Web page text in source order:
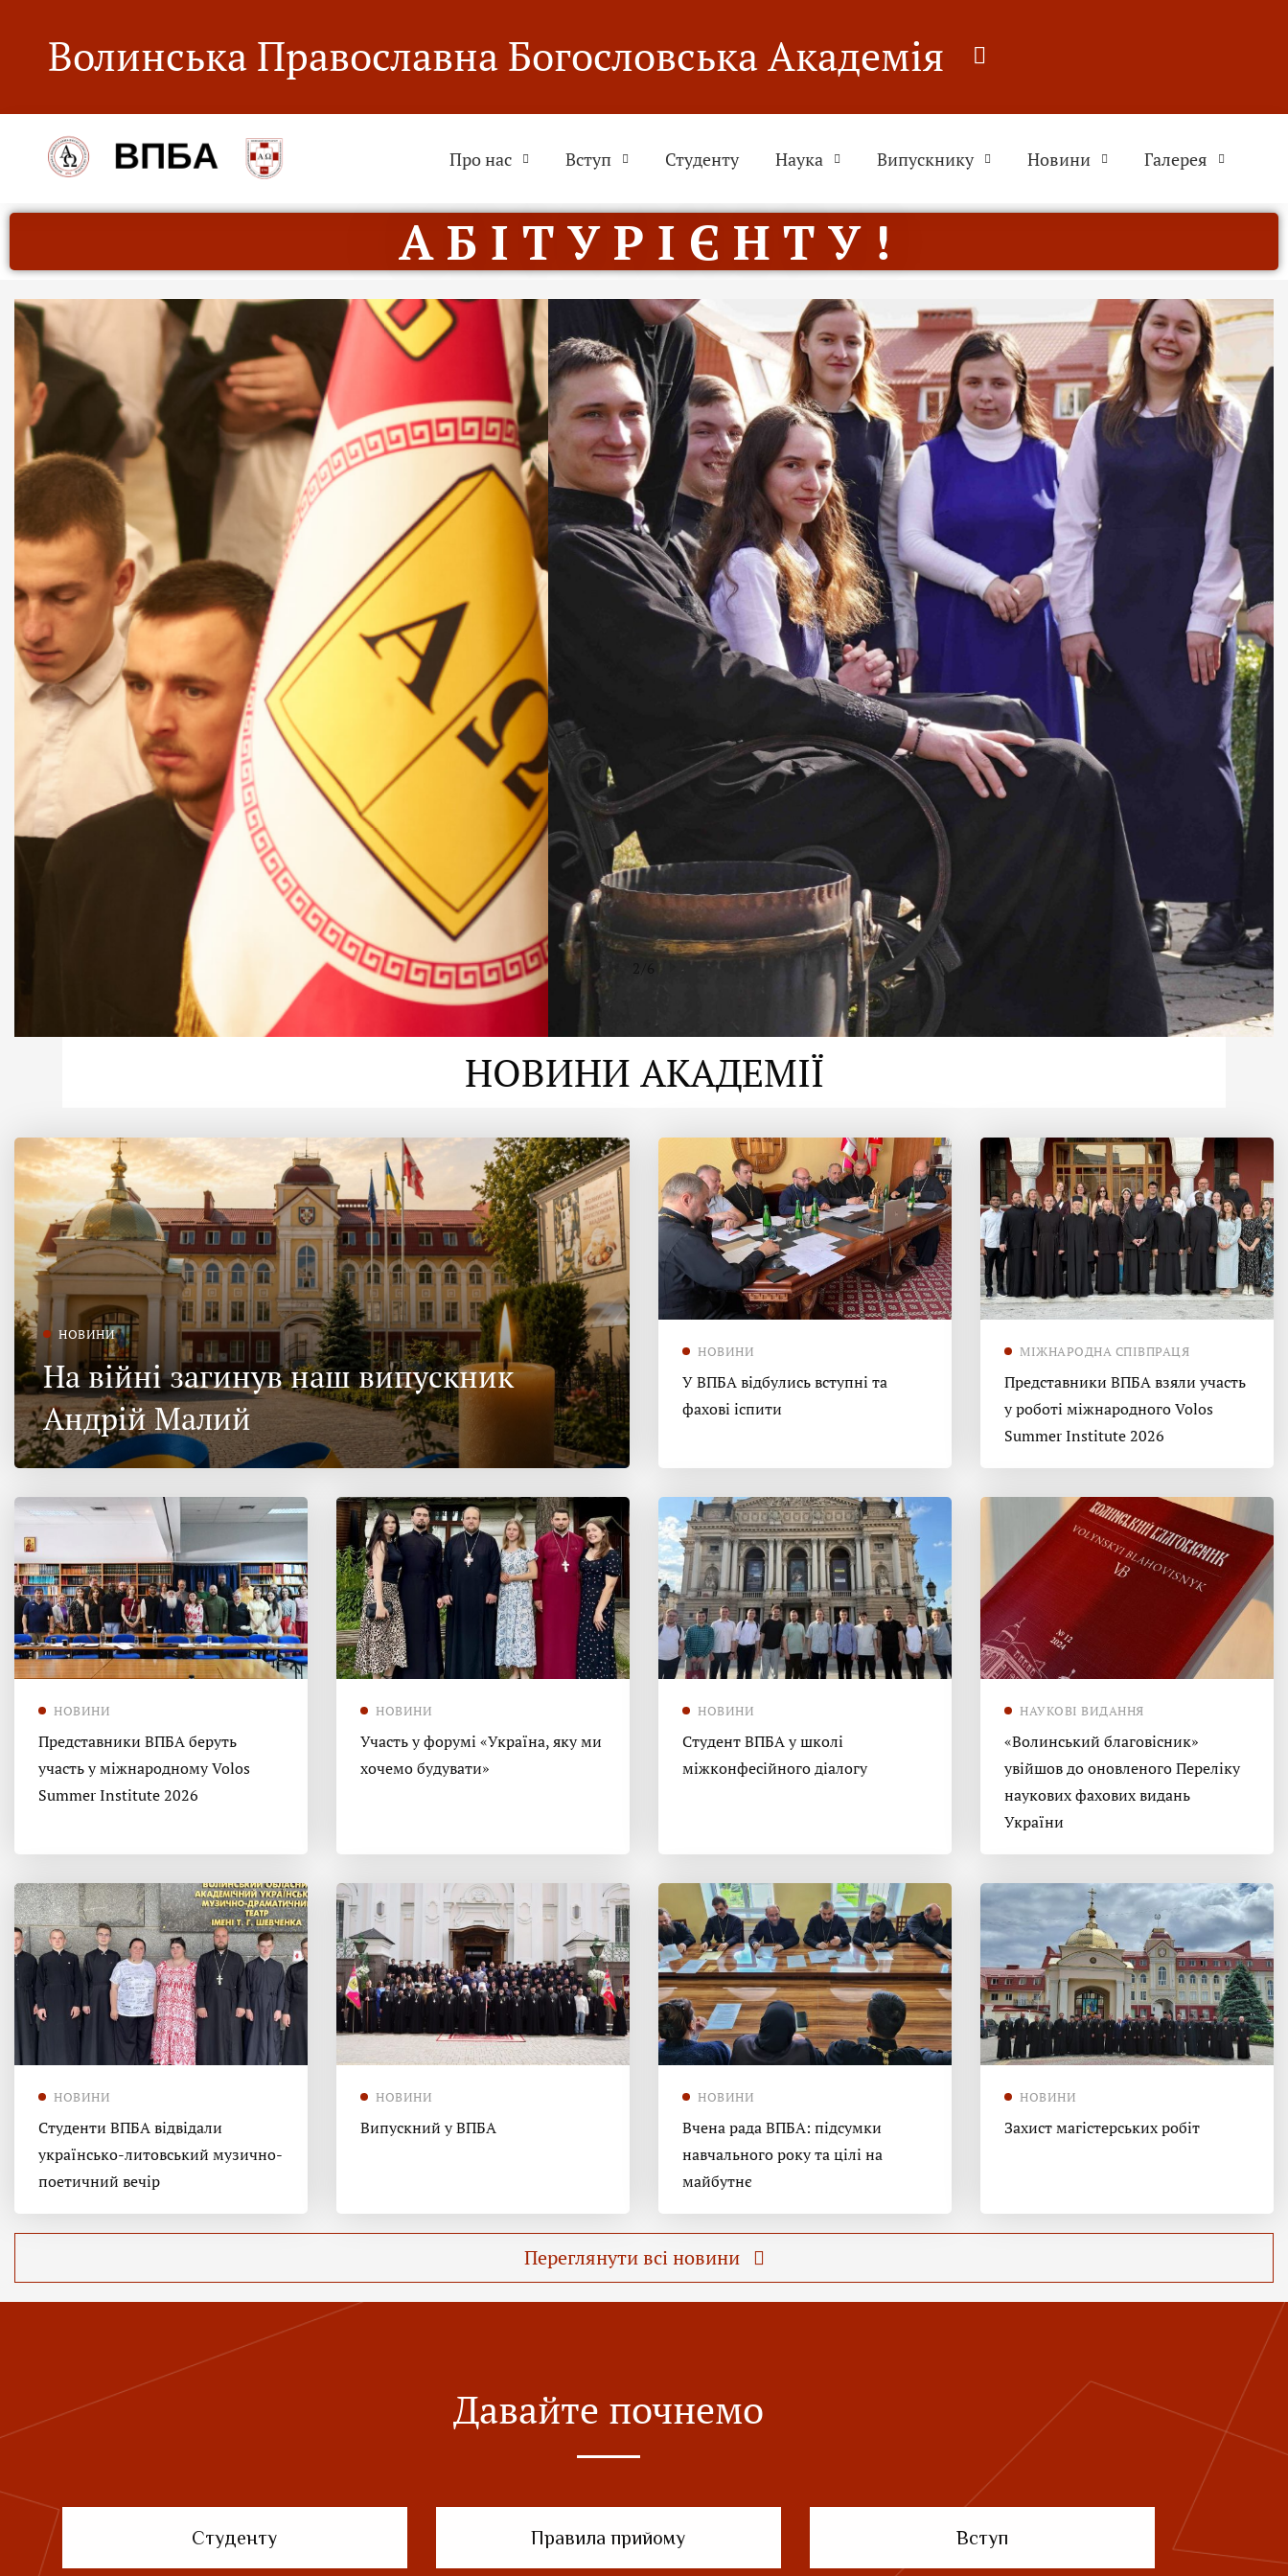
Волинська Православна Богословська Академія
Про нас Вступ Студенту Наука Випускнику Новини Галерея
А Б І Т У Р І Є Н Т У !
ДУХОВНО СИЛЬНІ!
ВПБА — спільнота, де
формується покликання
Читати більше
2
НОВИНИ АКАДЕМІЇ
НОВИНИ
На війні загинув наш випускник
Андрій Малий
НОВИНИ
У ВПБА відбулись вступні та
фахові іспити
МІЖНАРОДНА СПІВПРАЦЯ
Представники ВПБА взяли участь
у роботі міжнародного Volos
Summer Institute 2026
НОВИНИ
Представники ВПБА беруть
участь у міжнародному Volos
Summer Institute 2026
НОВИНИ
Участь у форумі «Україна, яку ми
хочемо будувати»
НОВИНИ
Студент ВПБА у школі
міжконфесійного діалогу
НАУКОВІ ВИДАННЯ
«Волинський благовісник»
увійшов до оновленого Переліку
наукових фахових видань
України
НОВИНИ
Студенти ВПБА відвідали
українсько-литовський музично-
поетичний вечір
НОВИНИ
Випускний у ВПБА
НОВИНИ
Вчена рада ВПБА: підсумки
навчального року та цілі на
майбутнє
НОВИНИ
Захист магістерських робіт
Переглянути всі новини
Давайте почнемо
Студенту Правила прийому Вступ